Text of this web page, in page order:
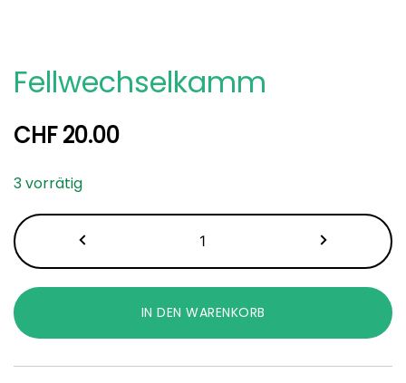
Fellwechselkamm
CHF20.00
3 vorrätig
Menge
IN DEN WARENKORB